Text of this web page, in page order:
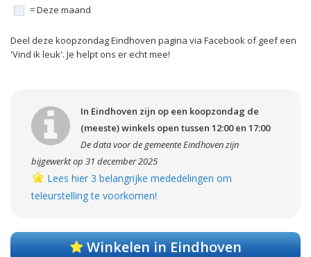
= Deze maand
Deel deze koopzondag Eindhoven pagina via Facebook of geef een
'Vind ik leuk'. Je helpt ons er echt mee!
In Eindhoven zijn op een koopzondag de
(meeste) winkels open tussen 12:00 en 17:00
De data voor de gemeente Eindhoven zijn
bijgewerkt op 31 december 2025
Lees hier 3 belangrijke mededelingen om
teleurstelling te voorkomen!
Winkelen in Eindhoven